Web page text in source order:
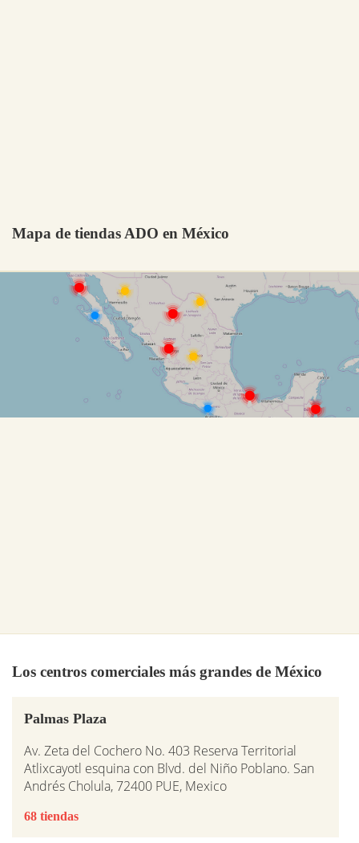
Mapa de tiendas ADO en México
Los centros comerciales más grandes de México
Palmas Plaza
Av. Zeta del Cochero No. 403 Reserva Territorial
Atlixcayotl esquina con Blvd. del Niño Poblano. San
Andrés Cholula, 72400 PUE, Mexico
68 tiendas